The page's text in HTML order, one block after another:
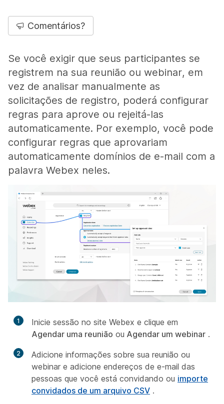
Comentários?
Se você exigir que seus participantes se
registrem na sua reunião ou webinar, em
vez de analisar manualmente as
solicitações de registro, poderá configurar
regras para aprove ou rejeitá-las
automaticamente. Por exemplo, você pode
configurar regras que aprovariam
automaticamente domínios de e-mail com a
palavra Webex neles.
1
Inicie sessão no site Webex e clique em
Agendar uma reunião ou Agendar um webinar .
2
Adicione informações sobre sua reunião ou
webinar e adicione endereços de e-mail das
pessoas que você está convidando ou importe
convidados de um arquivo CSV .